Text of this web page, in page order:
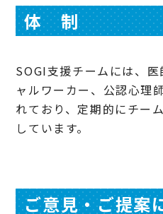
体 制
SOGI支援チームには、
ャルワーカー、公認心理
れており、定期的にチー
しています。
ご意見・ご提案